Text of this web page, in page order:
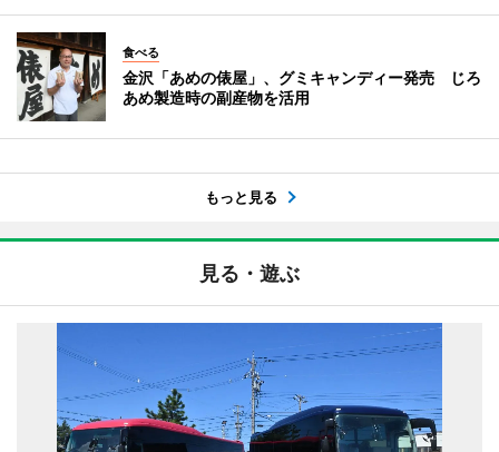
食べる
金沢「あめの俵屋」、グミキャンディー発売 じろ
あめ製造時の副産物を活用
もっと見る
見る・遊ぶ